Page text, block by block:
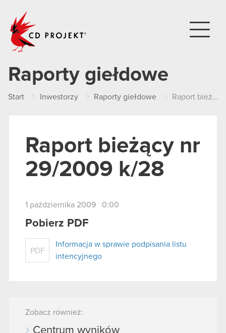
Raporty giełdowe
Start Inwestorzy Raporty giełdowe Raport bieżący nr 29/2009 k/28
Raport bieżący nr
29/2009 k/28
1 października 2009 0:00
Pobierz PDF
PDF
Informacja w sprawie podpisania listu
intencyjnego
Zobacz również:
Centrum wyników